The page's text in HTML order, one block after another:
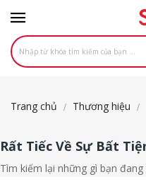
Trang chủ Thương hiệu
Rất Tiếc Về Sự Bất
Tìm kiếm lại những gì bạn đang